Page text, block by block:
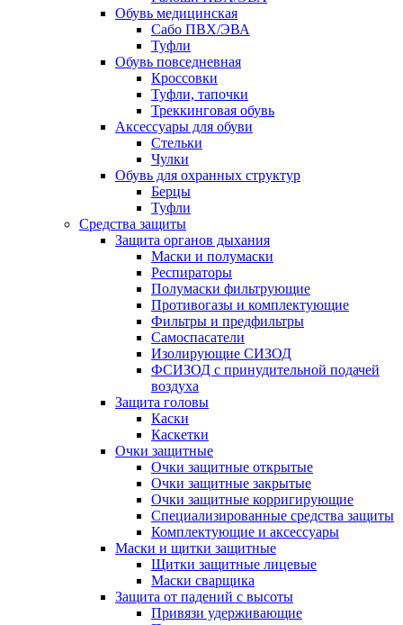
Обувь медицинская
Сабо ПВХ/ЭВА
Туфли
Обувь повседневная
Кроссовки
Туфли, тапочки
Треккинговая обувь
Аксессуары для обуви
Стельки
Чулки
Обувь для охранных структур
Берцы
Туфли
Средства защиты
Защита органов дыхания
Маски и полумаски
Респираторы
Полумаски фильтрующие
Противогазы и комплектующие
Фильтры и предфильтры
Самоспасатели
Изолирующие СИЗОД
ФСИЗОД с принудительной подачей
воздуха
Защита головы
Каски
Каскетки
Очки защитные
Очки защитные открытые
Очки защитные закрытые
Очки защитные корригирующие
Специализированные средства защиты
Комплектующие и аксессуары
Маски и щитки защитные
Щитки защитные лицевые
Маски сварщика
Защита от падений с высоты
Привязи удерживающие